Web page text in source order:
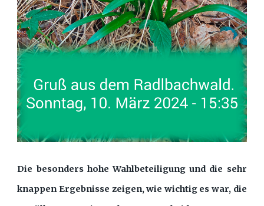
Die besonders hohe Wahlbeteiligung und die sehr
knappen Ergebnisse zeigen, wie wichtig es war, die